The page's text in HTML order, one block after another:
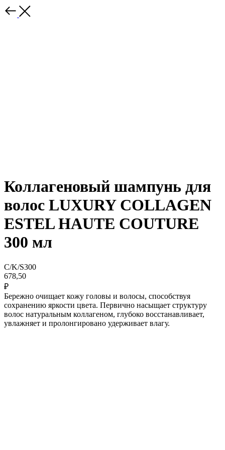
Коллагеновый шампунь для
волос LUXURY COLLAGEN
ESTEL HAUTE COUTURE
300 мл
C/K/S300
678,50
₽
Бережно очищает кожу головы и волосы, способствуя
сохранению яркости цвета. Первично насыщает структуру
волос натуральным коллагеном, глубоко восстанавливает,
увлажняет и пролонгировано удерживает влагу.